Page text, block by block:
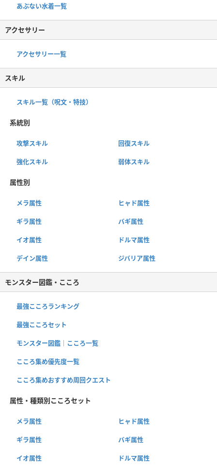
あぶない水着一覧
アクセサリー
アクセサリー一覧
スキル
スキル一覧（呪文・特技）
系統別
攻撃スキル 回復スキル
強化スキル 弱体スキル
属性別
メラ属性 ヒャド属性
ギラ属性 バギ属性
イオ属性 ドルマ属性
デイン属性 ジバリア属性
モンスター図鑑・こころ
最強こころランキング
最強こころセット
モンスター図鑑｜こころ一覧
こころ集め優先度一覧
こころ集めおすすめ周回クエスト
属性・種類別こころセット
メラ属性 ヒャド属性
ギラ属性 バギ属性
イオ属性 ドルマ属性